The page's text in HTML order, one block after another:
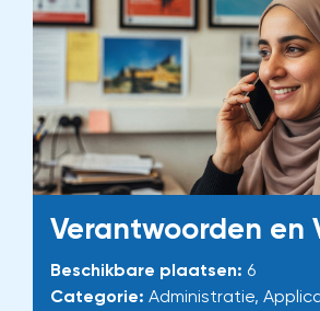
Verantwoorden en
Beschikbare plaatsen: 6
Categorie: Administratie,